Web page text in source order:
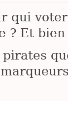
qui
? Et